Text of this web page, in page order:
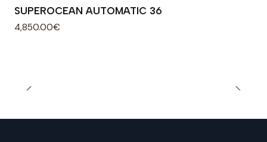
SUPEROCEAN AUTOMATIC 36
4,850.00€